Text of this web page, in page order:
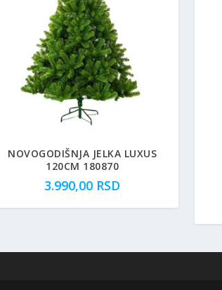
NOVOGODIŠNJA JELKA LUXUS
120CM 180870
3.990,00 RSD